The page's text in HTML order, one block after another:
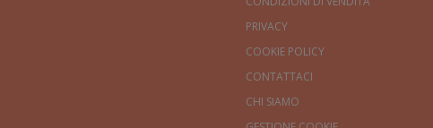
PRIVACY
COOKIE POLICY
CONTATTACI
CHI SIAMO